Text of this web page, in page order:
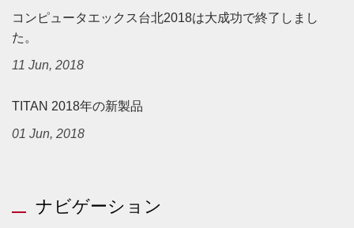
コンピュータエックス台北2018は大成功で終了しまし
た。
11 Jun, 2018
TITAN 2018年の新製品
01 Jun, 2018
ナビゲーション